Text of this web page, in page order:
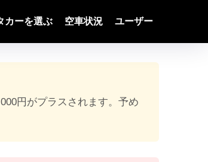
カーを選ぶ 空車状況 ユーザー
円がプラスされます。予め